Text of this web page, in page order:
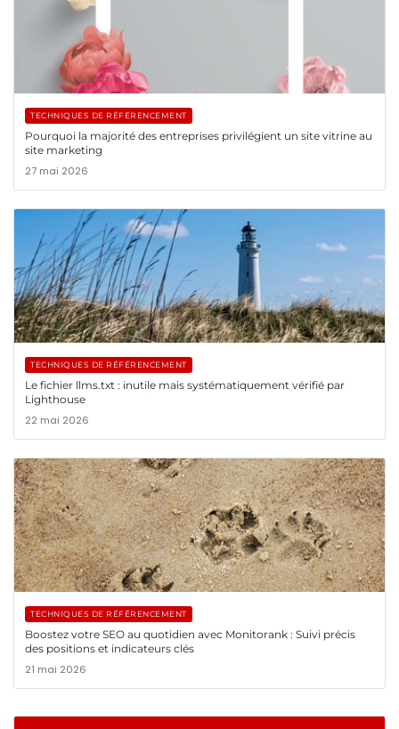
TECHNIQUES DE RÉFÉRENCEMENT
Pourquoi la majorité des entreprises privilégient un site vitrine au
site marketing
27 mai 2026
TECHNIQUES DE RÉFÉRENCEMENT
Le fichier llms.txt : inutile mais systématiquement vérifié par
Lighthouse
22 mai 2026
TECHNIQUES DE RÉFÉRENCEMENT
Boostez votre SEO au quotidien avec Monitorank : Suivi précis
des positions et indicateurs clés
21 mai 2026